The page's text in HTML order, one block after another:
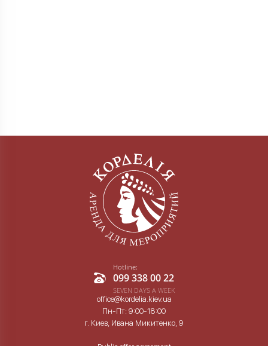
Hotline:
099 338 00 22
SEVEN DAYS A WEEK
office@kordelia.kiev.ua
Пн-Пт: 9:00-18:00
г. Киев, Ивана Микитенко, 9